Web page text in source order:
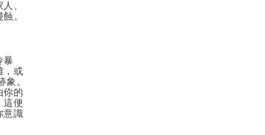
、
。
暴
，或
象。
你的
這便
意識